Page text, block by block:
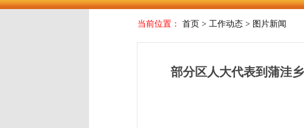
当前位置： 首页 > 工作动态 > 图片新闻
部分区人大代表到蒲洼